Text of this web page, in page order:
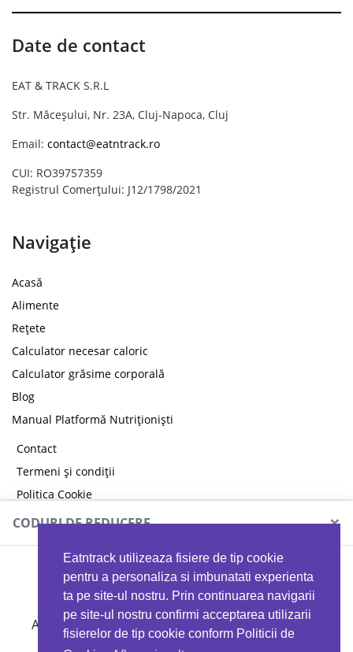
Eatntrack utilizeaza fisiere de tip cookie
pentru a personaliza si imbunatati experienta
ta pe site-ul nostru. Prin continuarea navigarii
pe site-ul nostru confirmi acceptarea utilizarii
fisierelor de tip cookie conform Politicii de
Date de contact
EAT & TRACK S.R.L
Str. Măceșului, Nr. 23A, Cluj-Napoca, Cluj
Email: contact@eatntrack.ro
CUI: RO39757359
Registrul Comerțului: J12/1798/2021
Navigație
Acasă
Alimente
Rețete
Calculator necesar caloric
Calculator grăsime corporală
Blog
Manual Platformă Nutriționiști
Contact
Termeni și condiții
Politica Cookie
Politica de confidențialitate
CODURI DE REDUCERE ×
MYPROTEIN
Ai 40%reducere la orice comandă folosind codul
EATTRACK